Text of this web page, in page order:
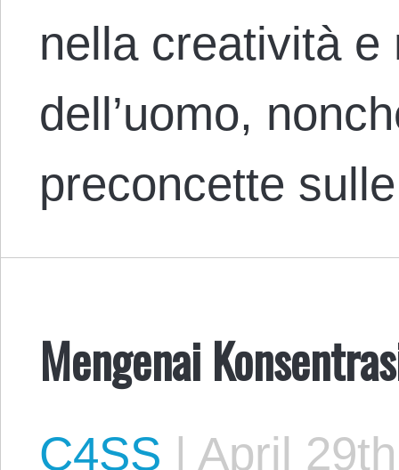
nella creatività
dell’uomo,
preconcette
Mengenai
C4SS | April